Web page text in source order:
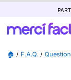
🏠 / F.A.Q. /